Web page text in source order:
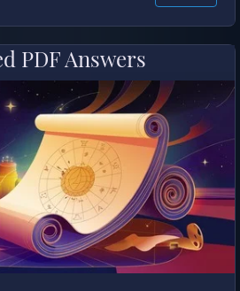
PDF Answers